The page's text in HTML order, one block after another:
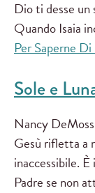
Dio ti desse un
Quando Isaia
Per Saperne
Sole e
Nancy
Gesù rifletta a
inaccessibile.
Padre se non